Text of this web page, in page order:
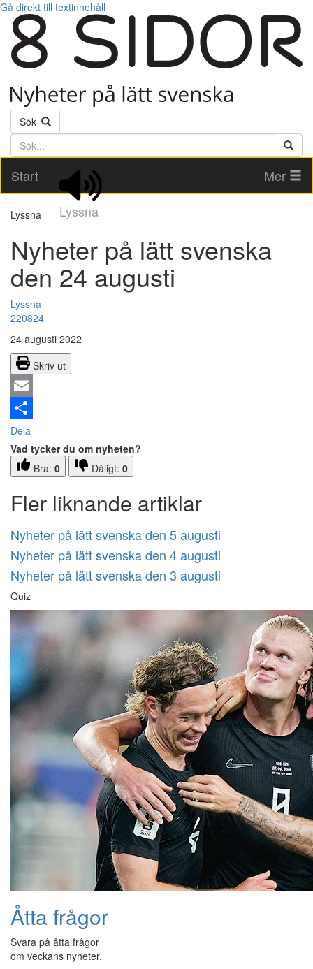
Gå direkt till textinnehåll
Sök
Söktext
Start
Lyssna
Mer
Lyssna
Nyheter på lätt svenska
den 24 augusti
Lyssna
220824
24 augusti 2022
Skriv ut
Email
Dela
Vad tycker du om nyheten?
Bra: 0 Dåligt: 0
Fler liknande artiklar
Nyheter på lätt svenska den 5 augusti
Nyheter på lätt svenska den 4 augusti
Nyheter på lätt svenska den 3 augusti
Quiz
Åtta frågor
Svara på åtta frågor
om veckans nyheter.